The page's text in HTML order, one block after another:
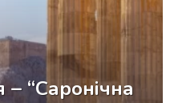
– “Саронічна